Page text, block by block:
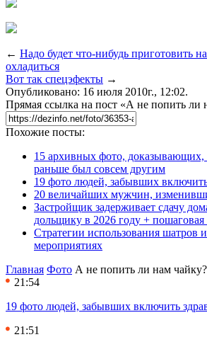
← Надо будет что-нибудь приготовить
охладиться
Вот так спецэфекты →
Опубликовано: 16 июля 2010г., 12:02.
Прямая ссылка на пост «А не попить ли
Похожие посты:
15 архивных фото, доказывающих,
раньше был совсем другим
19 фото людей, забывших
20 величайших мужчин,
Застройщик задерживает сдачу
дольщику в 2026 году +
Стратегии использования шатров
мероприятиях
Главная Фото А не попить ли нам чайку?
21:54
19 фото людей, забывших включить
21:51